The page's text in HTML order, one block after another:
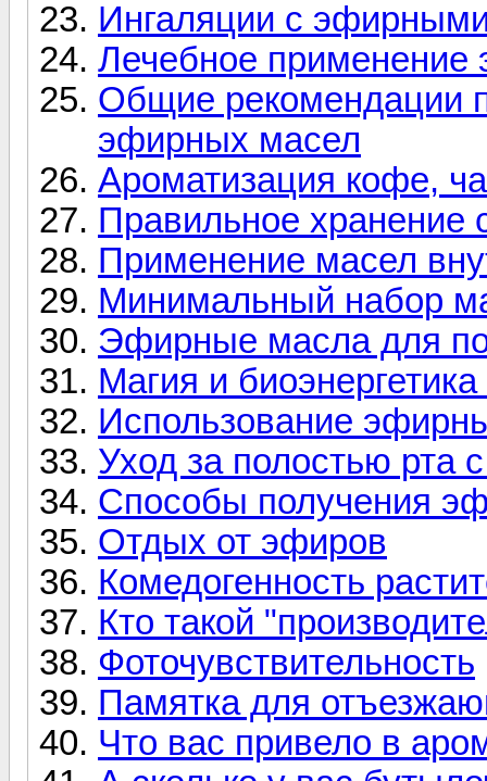
Ингаляции с
Лечебное
Общие рекомендации
эфирных масел
Ароматизация кофе,
Правильное хранение
Применение масел
Минимальный набор
Эфирные масла для
Магия и
Использование
Уход за полостью
Способы получения
Отдых от эфиров
Комедогенность
Кто такой
Фоточувствительность
Памятка для
Что вас привело в